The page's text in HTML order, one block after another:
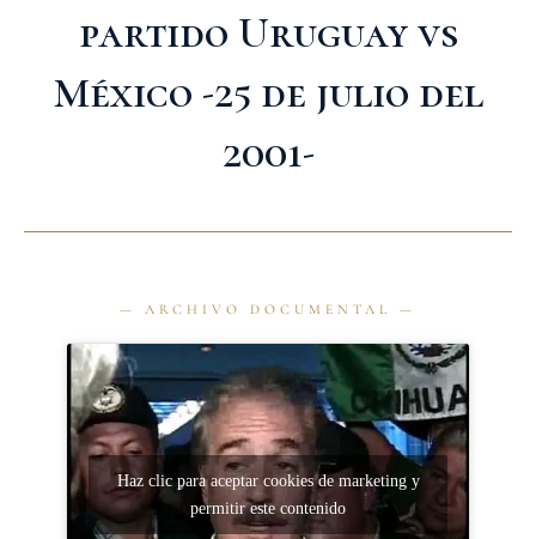
partido Uruguay vs
México -25 de julio del
2001-
Haz clic para aceptar cookies de marketing y
permitir este contenido